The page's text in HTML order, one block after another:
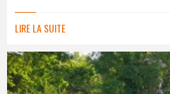
LIRE LA SUITE